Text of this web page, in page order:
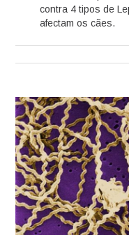
contra 4 tipos de
afectam os cães.